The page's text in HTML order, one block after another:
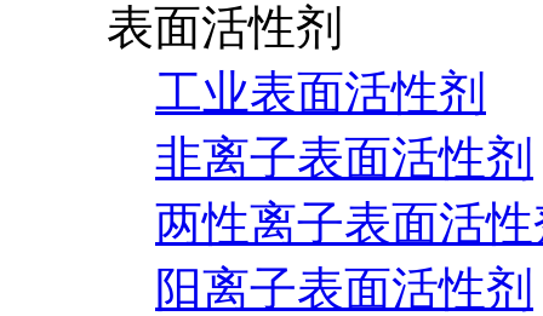
表面活性剂
工业表面活性剂
非离子表面活性剂
两性离子表面活
阳离子表面活性剂